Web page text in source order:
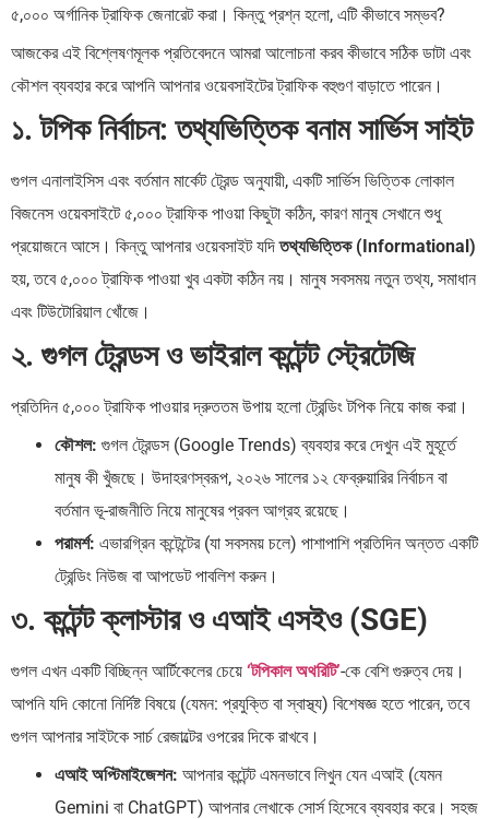
৫,০০০ অর্গানিক ট্রাফিক জেনারেট করা। কিন্তু প্রশ্ন হলো, এটি কীভাবে সম্ভব?
আজকের এই বিশ্লেষণমূলক প্রতিবেদনে আমরা আলোচনা করব কীভাবে সঠিক ডাটা এবং
কৌশল ব্যবহার করে আপনি আপনার ওয়েবসাইটের ট্রাফিক বহুগুণ বাড়াতে পারেন।
১. টপিক নির্বাচন: তথ্যভিত্তিক বনাম সার্ভিস সাইট
গুগল এনালাইসিস এবং বর্তমান মার্কেট ট্রেন্ড অনুযায়ী, একটি সার্ভিস ভিত্তিক লোকাল
বিজনেস ওয়েবসাইটে ৫,০০০ ট্রাফিক পাওয়া কিছুটা কঠিন, কারণ মানুষ সেখানে শুধু
প্রয়োজনে আসে। কিন্তু আপনার ওয়েবসাইট যদিতথ্যভিত্তিক (Informational)
হয়, তবে ৫,০০০ ট্রাফিক পাওয়া খুব একটা কঠিন নয়। মানুষ সবসময় নতুন তথ্য, সমাধান
এবং টিউটোরিয়াল খোঁজে।
২. গুগল ট্রেন্ডস ও ভাইরাল কন্টেন্ট স্ট্রেটেজি
প্রতিদিন ৫,০০০ ট্রাফিক পাওয়ার দ্রুততম উপায় হলো ট্রেন্ডিং টপিক নিয়ে কাজ করা।
কৌশল: গুগল ট্রেন্ডস (Google Trends) ব্যবহার করে দেখুন এই মুহূর্তে
মানুষ কী খুঁজছে। উদাহরণস্বরূপ, ২০২৬ সালের ১২ ফেব্রুয়ারির নির্বাচন বা
বর্তমান ভূ-রাজনীতি নিয়ে মানুষের প্রবল আগ্রহ রয়েছে।
পরামর্শ: এভারগ্রিন কন্টেন্টের (যা সবসময় চলে) পাশাপাশি প্রতিদিন অন্তত একটি
ট্রেন্ডিং নিউজ বা আপডেট পাবলিশ করুন।
৩. কন্টেন্ট ক্লাস্টার ও এআই এসইও (SGE)
গুগল এখন একটি বিচ্ছিন্ন আর্টিকেলের চেয়ে ‘টপিকাল অথরিটি’-কে বেশি গুরুত্ব দেয়।
আপনি যদি কোনো নির্দিষ্ট বিষয়ে (যেমন: প্রযুক্তি বা স্বাস্থ্য) বিশেষজ্ঞ হতে পারেন, তবে
গুগল আপনার সাইটকে সার্চ রেজাল্টের ওপরের দিকে রাখবে।
এআই অপ্টিমাইজেশন: আপনার কন্টেন্ট এমনভাবে লিখুন যেন এআই (যেমন
Gemini বা ChatGPT) আপনার লেখাকে সোর্স হিসেবে ব্যবহার করে। সহজ